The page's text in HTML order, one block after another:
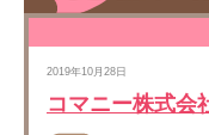
2019年10月28日
コマニー株式会